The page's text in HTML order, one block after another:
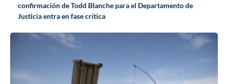
confirmación de Todd Blanche para el Departamento de
Justicia entra en fase crítica